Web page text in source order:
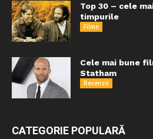
Top 30 – cele
timpurile
Filme
Cele mai bune
Statham
Recenzii
CATEGORIE POPULARĂ